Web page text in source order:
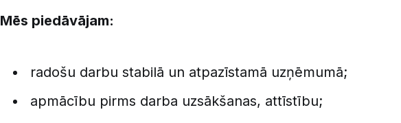
Mēs piedāvājam:
radošu darbu stabilā un atpazīstamā uzņēmumā;
apmācību pirms darba uzsākšanas, attīstību;